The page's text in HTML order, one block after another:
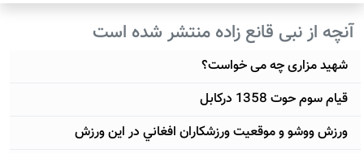
آنچه از نبی قانع زاده منتشر شده است
شهید مزاری چه می خواست؟
قیام سوم حوت 1358 درکابل
ورزش ووشو و موقعيت ورزشکاران افغاني در اين ورزش